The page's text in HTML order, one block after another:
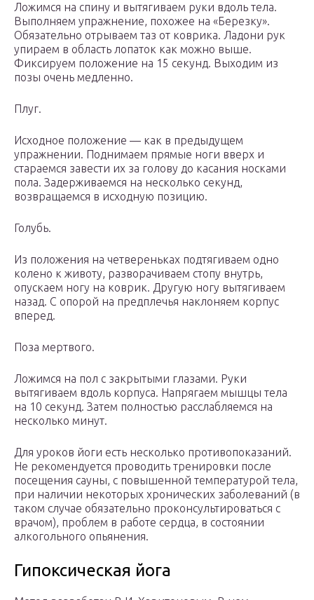
Ложимся на спину и вытягиваем руки вдоль тела.
Выполняем упражнение, похожее на «Березку».
Обязательно отрываем таз от коврика. Ладони рук
упираем в область лопаток как можно выше.
Фиксируем положение на 15 секунд. Выходим из
позы очень медленно.
Плуг.
Исходное положение — как в предыдущем
упражнении. Поднимаем прямые ноги вверх и
стараемся завести их за голову до касания носками
пола. Задерживаемся на несколько секунд,
возвращаемся в исходную позицию.
Голубь.
Из положения на четвереньках подтягиваем одно
колено к животу, разворачиваем стопу внутрь,
опускаем ногу на коврик. Другую ногу вытягиваем
назад. С опорой на предплечья наклоняем корпус
вперед.
Поза мертвого.
Ложимся на пол с закрытыми глазами. Руки
вытягиваем вдоль корпуса. Напрягаем мышцы тела
на 10 секунд. Затем полностью расслабляемся на
несколько минут.
Для уроков йоги есть несколько противопоказаний.
Не рекомендуется проводить тренировки после
посещения сауны, с повышенной температурой тела,
при наличии некоторых хронических заболеваний (в
таком случае обязательно проконсультироваться с
врачом), проблем в работе сердца, в состоянии
алкогольного опьянения.
Гипоксическая йога